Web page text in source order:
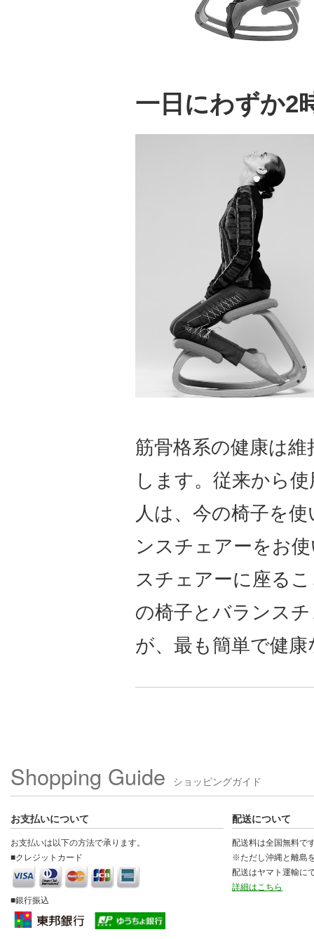
一日にわずか2
筋骨格系の健康は
します。従来から
人は、今の椅子を
ンスチェアーをお
スチェアーに座る
の椅子とバランス
が、最も簡単で健
Shopping Guide ショッピングガイド
お支払いについて
お支払いは以下の方法で承ります。
■クレジットカード
■銀行振込
配送について
配送料は全国無料で
※ただし沖縄と離島
配送はヤマト運輸に
詳細はこちら